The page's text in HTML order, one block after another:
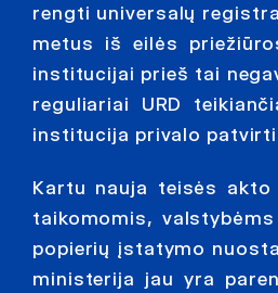
rengti universalų
metus iš eilės
institucijai prieš tai
reguliariai URD
institucija privalo
Kartu nauja teisės
taikomomis,
popierių įstatymo
ministerija jau yra